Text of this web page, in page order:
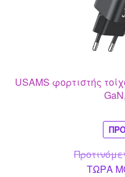
USAMS φορτιστής τοίχου με καλώδιο, USB-C,
ΤΩΡΑ